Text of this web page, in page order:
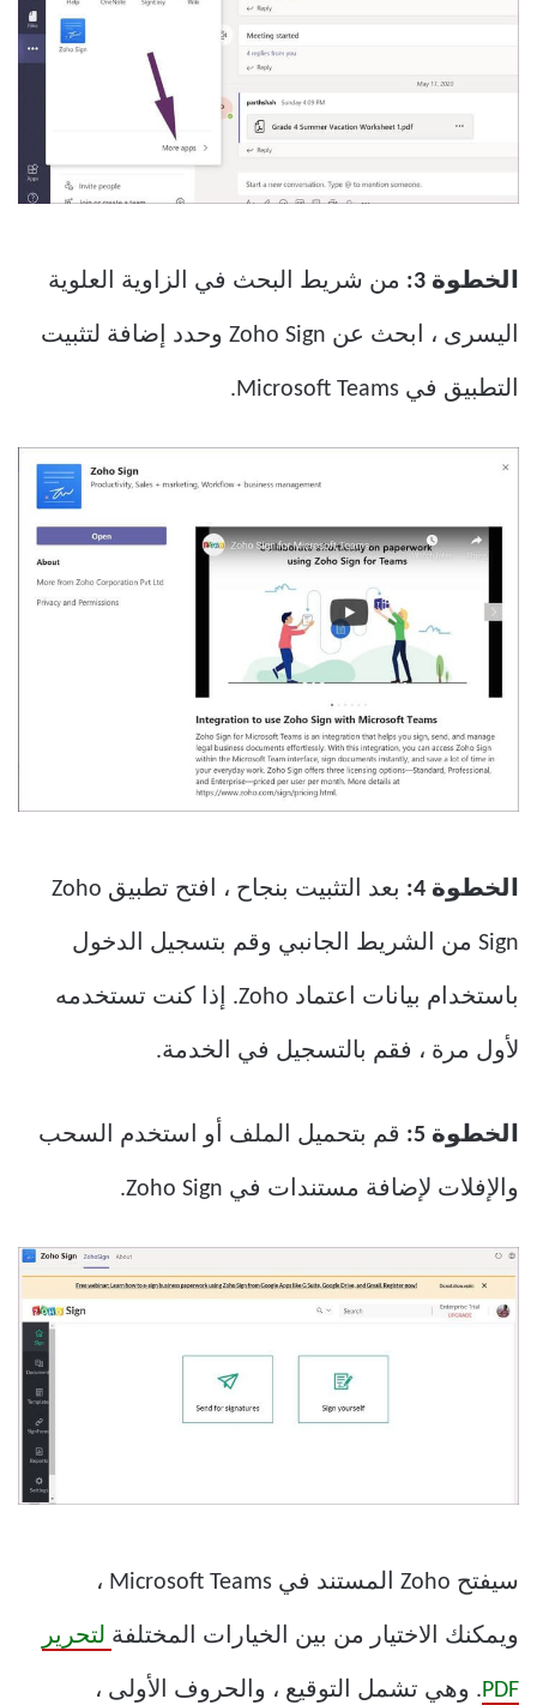
الخطوة 3: من شريط البحث في الزاوية العلوية
اليسرى ، ابحث عن Zoho Sign وحدد إضافة لتثبيت
التطبيق في Microsoft Teams.
الخطوة 4: بعد التثبيت بنجاح ، افتح تطبيق Zoho
Sign من الشريط الجانبي وقم بتسجيل الدخول
باستخدام بيانات اعتماد Zoho. إذا كنت تستخدمه
لأول مرة ، فقم بالتسجيل في الخدمة.
الخطوة 5: قم بتحميل الملف أو استخدم السحب
والإفلات لإضافة مستندات في Zoho Sign.
سيفتح Zoho المستند في Microsoft Teams ،
ويمكنك الاختيار من بين الخيارات المختلفة لتحرير
PDF. وهي تشمل التوقيع ، والحروف الأولى ،